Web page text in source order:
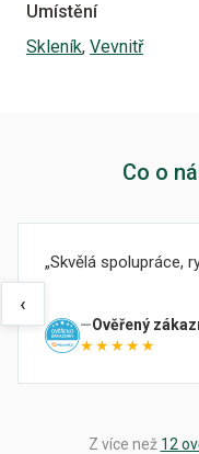
Umístění
Skleník, Vevnitř
Co o
‹
Skvělá spolupráce,
Ověřený
★★★★★
Z více než 12